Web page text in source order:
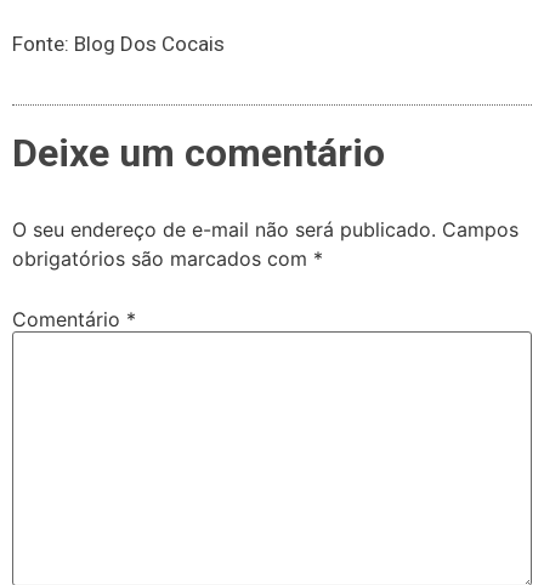
Fonte: Blog Dos Cocais
Deixe um comentário
O seu endereço de e-mail não será publicado. Campos
obrigatórios são marcados com *
Comentário *